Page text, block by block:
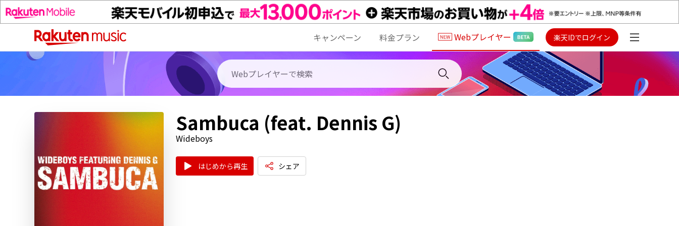
キャンペーン 料金プラン Webプレイヤー 楽天IDでログイン
Sambuca (feat. Dennis G)
Wideboys
はじめから再生 シェア